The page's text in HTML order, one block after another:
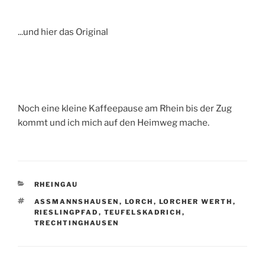
...und hier das Original
Noch eine kleine Kaffeepause am Rhein bis der Zug
kommt und ich mich auf den Heimweg mache.
KATEGORIEN
RHEINGAU
SCHLAGWÖRTER
ASSMANNSHAUSEN , LORCH , LORCHER WERTH ,
RIESLINGPFAD , TEUFELSKADRICH ,
TRECHTINGHAUSEN